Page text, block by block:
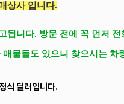
상사 입니다.
됩니다. 방문 전에 꼭 먼저 전
물들도 있으니 찾으시는 차
식 딜러입니다.